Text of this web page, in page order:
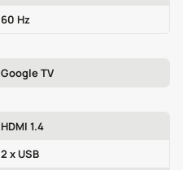
60 Hz
Google TV
HDMI 1.4
2 x USB